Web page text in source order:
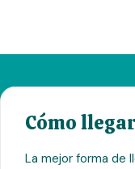
Cómo
La mejor forma de